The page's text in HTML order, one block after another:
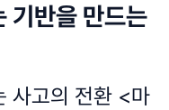
기반을 만드는
사고의 전환 <마